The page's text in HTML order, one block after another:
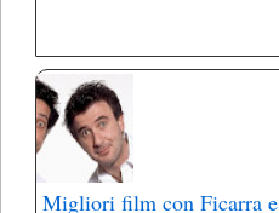
Migliori film con Ficarra e